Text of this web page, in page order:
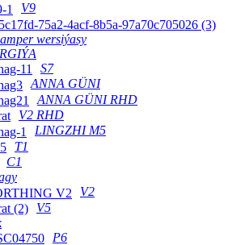
V9
wersiýasy
S7
ANNA GÜNI
ANNA GÜNI RHD
V2 RHD
LINGZHI M5
T1
C1
V2
V5
P6